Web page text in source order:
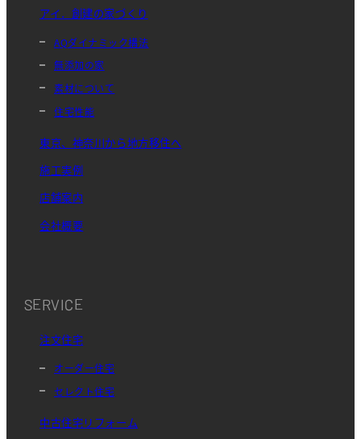
アイ．創建の家づくり
AQダイナミック構法
無添加の家
素材について
住宅性能
東京、神奈川から地方移住へ
施工実例
店舗案内
会社概要
SERVICE
注文住宅
オーダー住宅
セレクト住宅
中古住宅リフォーム